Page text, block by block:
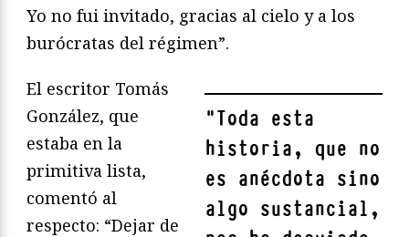
Yo no fui invitado, gracias al cielo y a los
burócratas del régimen”.
"Toda esta
historia, que no
es anécdota sino
algo sustancial,
El escritor Tomás
González, que
estaba en la
primitiva lista,
comentó al
respecto: “Dejar de